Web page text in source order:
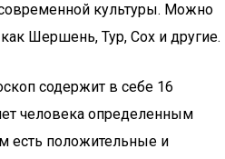
культуры. Можно
как Шершень, Тур, Сох и другие.
содержит в себе 16
человека определенным
есть положительные и